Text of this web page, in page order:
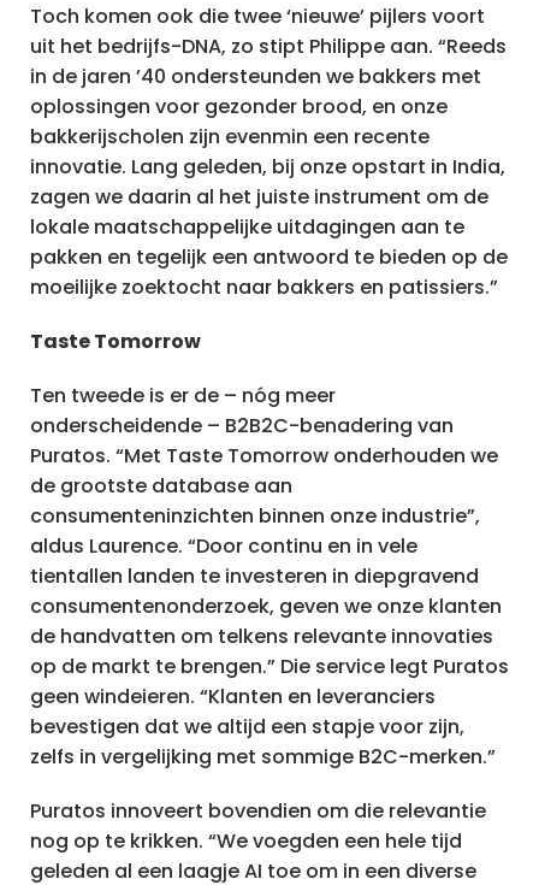
Toch komen ook die twee ‘nieuwe’ pijlers voort
uit het bedrijfs-DNA, zo stipt Philippe aan. “Reeds
in de jaren ’40 ondersteunden we bakkers met
oplossingen voor gezonder brood, en onze
bakkerijscholen zijn evenmin een recente
innovatie. Lang geleden, bij onze opstart in India,
zagen we daarin al het juiste instrument om de
lokale maatschappelijke uitdagingen aan te
pakken en tegelijk een antwoord te bieden op de
moeilijke zoektocht naar bakkers en patissiers.”
Taste Tomorrow
Ten tweede is er de – nóg meer
onderscheidende – B2B2C-benadering van
Puratos. “Met Taste Tomorrow onderhouden we
de grootste database aan
consumenteninzichten binnen onze industrie”,
aldus Laurence. “Door continu en in vele
tientallen landen te investeren in diepgravend
consumentenonderzoek, geven we onze klanten
de handvatten om telkens relevante innovaties
op de markt te brengen.” Die service legt Puratos
geen windeieren. “Klanten en leveranciers
bevestigen dat we altijd een stapje voor zijn,
zelfs in vergelijking met sommige B2C-merken.”
Puratos innoveert bovendien om die relevantie
nog op te krikken. “We voegden een hele tijd
geleden al een laagje AI toe om in een diverse